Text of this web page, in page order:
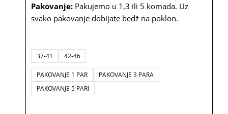
rsd
Pakovanje: Pakujemo u 1,3 ili 5 komada. Uz
svako pakovanje dobijate bedž na poklon.
37-41 42-46
PAKOVANJE 1 PAR
PAKOVANJE 3 PARA
PAKOVANJE 5 PARI
Čarape
bele
"Izdrži
legendo"